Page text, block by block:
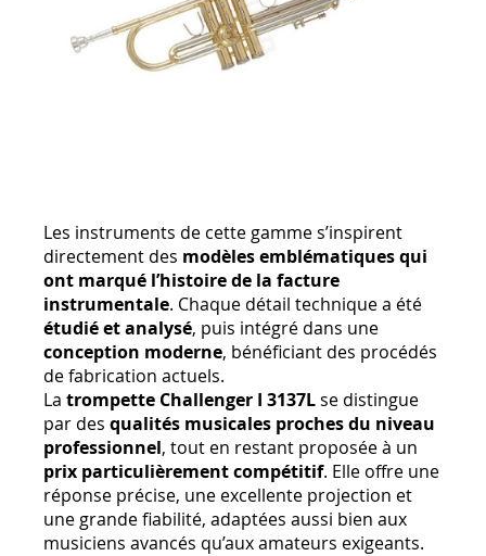
Les instruments de cette gamme s’inspirent
directement des modèles emblématiques qui
ont marqué l’histoire de la facture
instrumentale. Chaque détail technique a été
étudié et analysé, puis intégré dans une
conception moderne, bénéficiant des procédés
de fabrication actuels.
La trompette Challenger I 3137Lse distingue
par des qualités musicales proches du niveau
professionnel, tout en restant proposée à un
prix particulièrement compétitif. Elle offre une
réponse précise, une excellente projection et
une grande fiabilité, adaptées aussi bien aux
musiciens avancés qu’aux amateurs exigeants.